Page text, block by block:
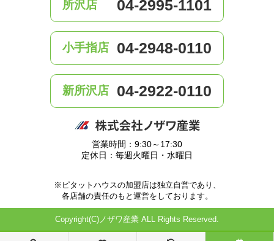
所沢店 04-2995-1101
小手指店 04-2948-0110
新所沢店 04-2922-0110
営業時間：9:30～17:30
定休日：毎週火曜日・水曜日
※ピタットハウスの加盟店は独立自営であり、
各店舗の責任のもと運営をしております。
Copyright(C)ノザワ産業 ALL Rights Reserved.